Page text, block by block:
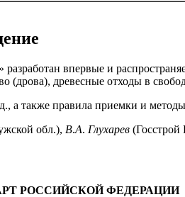
впервые и
(дрова), древесные отходы в
а также правила приемки и
обл.), В.А. Глухарев (Госстрой
РОССИЙСКОЙ ФЕДЕРАЦИИ